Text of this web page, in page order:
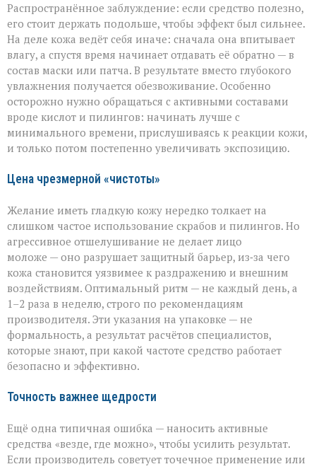
Распространённое заблуждение: если средство полезно,
его стоит держать подольше, чтобы эффект был сильнее.
На деле кожа ведёт себя иначе: сначала она впитывает
влагу, а спустя время начинает отдавать её обратно — в
состав маски или патча. В результате вместо глубокого
увлажнения получается обезвоживание. Особенно
осторожно нужно обращаться с активными составами
вроде кислот и пилингов: начинать лучше с
минимального времени, прислушиваясь к реакции кожи,
и только потом постепенно увеличивать экспозицию.
Цена чрезмерной «чистоты»
Желание иметь гладкую кожу нередко толкает на
слишком частое использование скрабов и пилингов. Но
агрессивное отшелушивание не делает лицо
моложе — оно разрушает защитный барьер, из‑за чего
кожа становится уязвимее к раздражению и внешним
воздействиям. Оптимальный ритм — не каждый день, а
1–2 раза в неделю, строго по рекомендациям
производителя. Эти указания на упаковке — не
формальность, а результат расчётов специалистов,
которые знают, при какой частоте средство работает
безопасно и эффективно.
Точность важнее щедрости
Ещё одна типичная ошибка — наносить активные
средства «везде, где можно», чтобы усилить результат.
Если производитель советует точечное применение или